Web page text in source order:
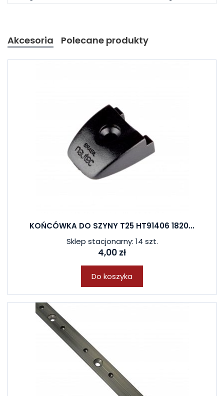
Akcesoria Polecane produkty
KOŃCÓWKA DO SZYNY T25 HT91406 1820...
Sklep stacjonarny: 14 szt.
4,00 zł
Do koszyka